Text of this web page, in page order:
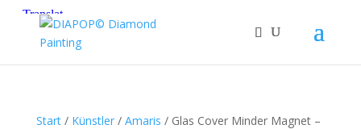
Start/ Künstler/ Amaris / Glas Cover Minder Magnet –